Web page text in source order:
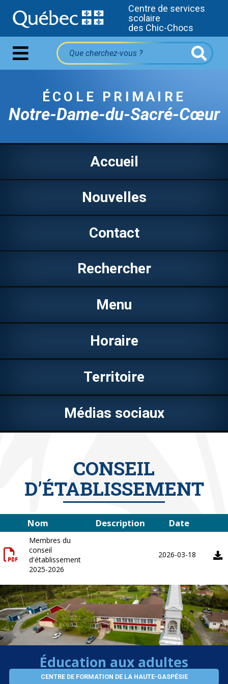
Centre de services
scolaire
des Chic-Chocs
ÉCOLE PRIMAIRE
Notre-Dame-du-Sacré-Cœur
Accueil
Nouvelles
Contact
Rechercher
Menu
Horaire
Territoire
Médias sociaux
CONSEIL
D’ÉTABLISSEMENT
Nom Description Date
Membres du
conseil
d'établissement
2025-2026
2026-03-18
Éducation aux adultes
CENTRE DE FORMATION DE LA HAUTE-GASPÉSIE